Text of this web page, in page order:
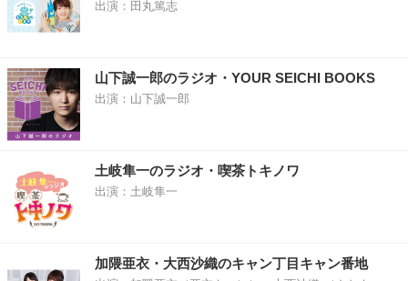
出演：田丸篤志
山下誠一郎のラジオ・YOUR SEICHI BOOKS
出演：山下誠一郎
土岐隼一のラジオ・喫茶トキノワ
出演：土岐隼一
加隈亜衣・大西沙織のキャン丁目キャン番地